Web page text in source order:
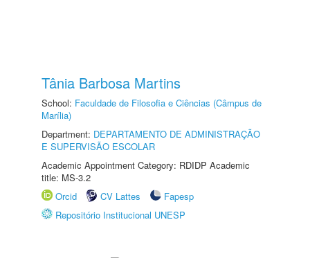
Tânia Barbosa Martins
School: Faculdade de Filosofia e Ciências (Câmpus de
Marília)
Department: DEPARTAMENTO DE ADMINISTRAÇÃO
E SUPERVISÃO ESCOLAR
Academic Appointment Category: RDIDP Academic
title: MS-3.2
Orcid
CV Lattes
Fapesp
Repositório Institucional UNESP